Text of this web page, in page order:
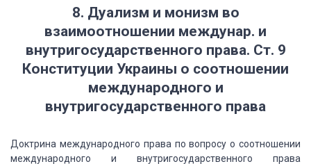
8. Дуализм и монизм во
взаимоотношении междунар. и
внутригосударственного права. Ст. 9
Конституции Украины о соотношении
международного и
внутригосударственного права
Доктрина международного права по вопросу о соотношении
международного и внутригосударственного права